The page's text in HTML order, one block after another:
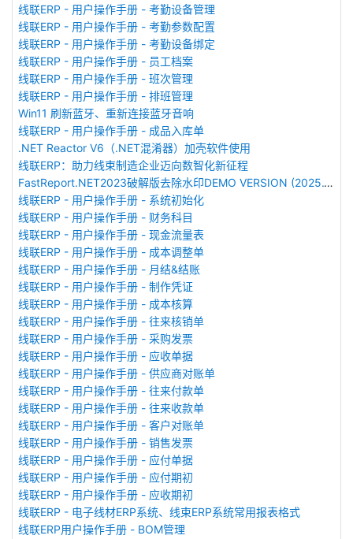
线联ERP - 用户操作手册 - 考勤设备管理
线联ERP - 用户操作手册 - 考勤参数配置
线联ERP - 用户操作手册 - 考勤设备绑定
线联ERP - 用户操作手册 - 员工档案
线联ERP - 用户操作手册 - 班次管理
线联ERP - 用户操作手册 - 排班管理
Win11 刷新蓝牙、重新连接蓝牙音响
线联ERP - 用户操作手册 - 成品入库单
.NET Reactor V6（.NET混淆器）加壳软件使用
线联ERP：助力线束制造企业迈向数智化新征程
FastReport.NET2023破解版去除水印DEMO VERSION (2025.1.14/2023.2.18版本)
线联ERP - 用户操作手册 - 系统初始化
线联ERP - 用户操作手册 - 财务科目
线联ERP - 用户操作手册 - 现金流量表
线联ERP - 用户操作手册 - 成本调整单
线联ERP - 用户操作手册 - 月结&结账
线联ERP - 用户操作手册 - 制作凭证
线联ERP - 用户操作手册 - 成本核算
线联ERP - 用户操作手册 - 往来核销单
线联ERP - 用户操作手册 - 采购发票
线联ERP - 用户操作手册 - 应收单据
线联ERP - 用户操作手册 - 供应商对账单
线联ERP - 用户操作手册 - 往来付款单
线联ERP - 用户操作手册 - 往来收款单
线联ERP - 用户操作手册 - 客户对账单
线联ERP - 用户操作手册 - 销售发票
线联ERP - 用户操作手册 - 应付单据
线联ERP - 用户操作手册 - 应付期初
线联ERP - 用户操作手册 - 应收期初
线联ERP - 电子线材ERP系统、线束ERP系统常用报表格式
线联ERP用户操作手册 - BOM管理